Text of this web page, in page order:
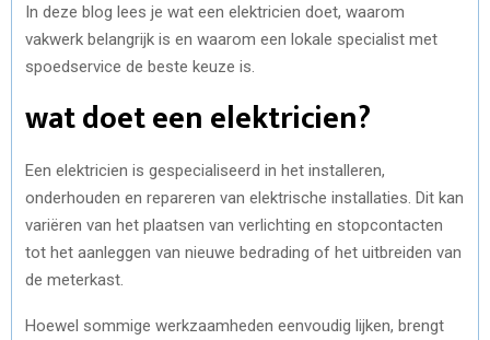
In deze blog lees je wat een elektricien doet, waarom
vakwerk belangrijk is en waarom een lokale specialist met
spoedservice de beste keuze is.
wat doet een elektricien?
Een elektricien is gespecialiseerd in het installeren,
onderhouden en repareren van elektrische installaties. Dit kan
variëren van het plaatsen van verlichting en stopcontacten
tot het aanleggen van nieuwe bedrading of het uitbreiden van
de meterkast.
Hoewel sommige werkzaamheden eenvoudig lijken, brengt